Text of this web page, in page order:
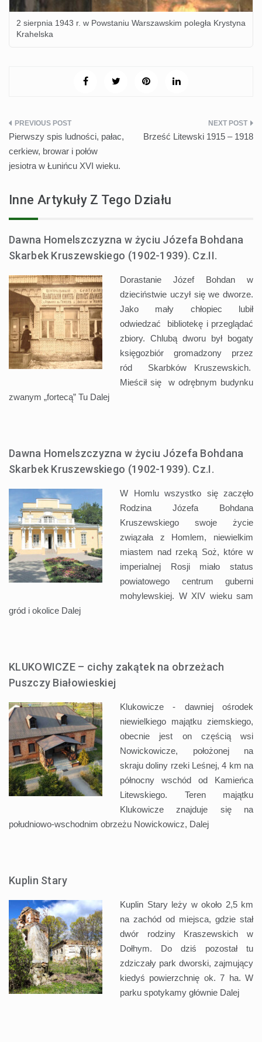
2 sierpnia 1943 r. w Powstaniu Warszawskim poległa Krystyna
Krahelska
Nawigacja
wpisu
Pierwszy spis ludności, pałac,
cerkiew, browar i połów
jesiotra w Łunińcu XVI wieku.
Brześć Litewski 1915 – 1918
Inne Artykuły Z Tego Działu
Dawna Homelszczyzna w życiu Józefa Bohdana
Skarbek Kruszewskiego (1902-1939). Cz.II.
Dorastanie Józef Bohdan w
dzieciństwie uczył się we dworze.
Jako mały chłopiec lubił
odwiedzać bibliotekę i przeglądać
zbiory. Chlubą dworu był bogaty
księgozbiór gromadzony przez
ród Skarbków Kruszewskich.
Mieścił się w odrębnym budynku
zwanym „fortecą” Tu Dalej
Dawna Homelszczyzna w życiu Józefa Bohdana
Skarbek Kruszewskiego (1902-1939). Cz.I.
W Homlu wszystko się zaczęło
Rodzina Józefa Bohdana
Kruszewskiego swoje życie
związała z Homlem, niewielkim
miastem nad rzeką Soż, które w
imperialnej Rosji miało status
powiatowego centrum guberni
mohylewskiej. W XIV wieku sam
gród i okolice Dalej
KLUKOWICZE – cichy zakątek na obrzeżach
Puszczy Białowieskiej
Klukowicze - dawniej ośrodek
niewielkiego majątku ziemskiego,
obecnie jest on częścią wsi
Nowickowicze, położonej na
skraju doliny rzeki Leśnej, 4 km na
północny wschód od Kamieńca
Litewskiego. Teren majątku
Klukowicze znajduje się na
południowo-wschodnim obrzeżu Nowickowicz, Dalej
Kuplin Stary
Kuplin Stary leży w około 2,5 km
na zachód od miejsca, gdzie stał
dwór rodziny Kraszewskich w
Dołhym. Do dziś pozostał tu
zdziczały park dworski, zajmujący
kiedyś powierzchnię ok. 7 ha. W
parku spotykamy głównie Dalej